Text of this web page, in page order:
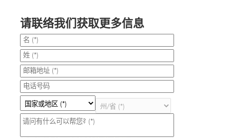
请联络我们获取更多信息